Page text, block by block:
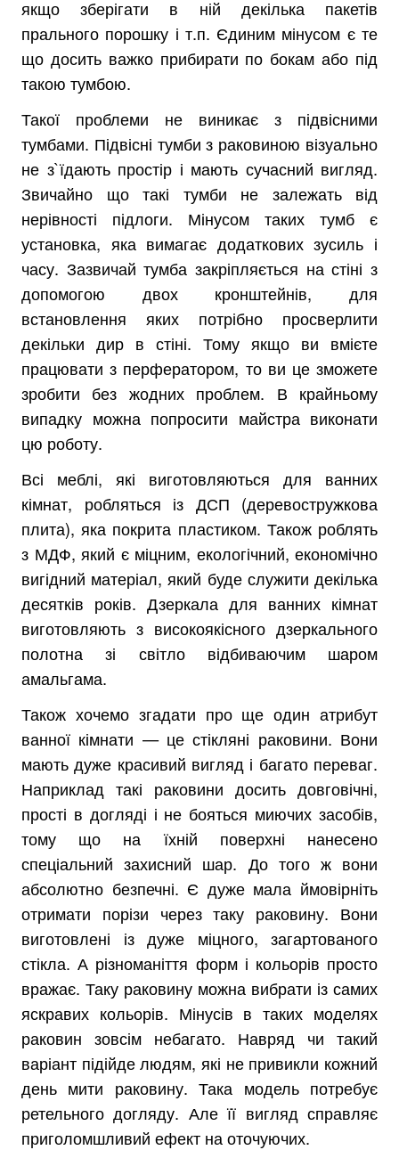
якщо зберігати в ній декілька пакетів
прального порошку і т.п. Єдиним мінусом є те
що досить важко прибирати по бокам або під
такою тумбою.
Такої проблеми не виникає з підвісними
тумбами. Підвісні тумби з раковиною візуально
не з`їдають простір і мають сучасний вигляд.
Звичайно що такі тумби не залежать від
нерівності підлоги. Мінусом таких тумб є
установка, яка вимагає додаткових зусиль і
часу. Зазвичай тумба закріпляється на стіні з
допомогою двох кронштейнів, для
встановлення яких потрібно просверлити
декільки дир в стіні. Тому якщо ви вмієте
працювати з перфератором, то ви це зможете
зробити без жодних проблем. В крайньому
випадку можна попросити майстра виконати
цю роботу.
Всі меблі, які виготовляються для ванних
кімнат, робляться із ДСП (деревостружкова
плита), яка покрита пластиком. Також роблять
з МДФ, який є міцним, екологічний, економічно
вигідний матеріал, який буде служити декілька
десятків років. Дзеркала для ванних кімнат
виготовляють з високоякісного дзеркального
полотна зі світло відбиваючим шаром
амальгама.
Також хочемо згадати про ще один атрибут
ванної кімнати — це стікляні раковини. Вони
мають дуже красивий вигляд і багато переваг.
Наприклад такі раковини досить довговічні,
прості в догляді і не бояться миючих засобів,
тому що на їхній поверхні нанесено
спеціальний захисний шар. До того ж вони
абсолютно безпечні. Є дуже мала ймовірніть
отримати порізи через таку раковину. Вони
виготовлені із дуже міцного, загартованого
стікла. А різноманіття форм і кольорів просто
вражає. Таку раковину можна вибрати із самих
яскравих кольорів. Мінусів в таких моделях
раковин зовсім небагато. Навряд чи такий
варіант підійде людям, які не привикли кожний
день мити раковину. Така модель потребує
ретельного догляду. Але її вигляд справляє
приголомшливий ефект на оточуючих.